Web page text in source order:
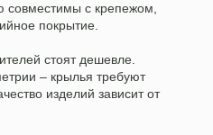
совместимы с крепежом,
покрытие.
стоят дешевле.
– крылья требуют
изделий зависит от